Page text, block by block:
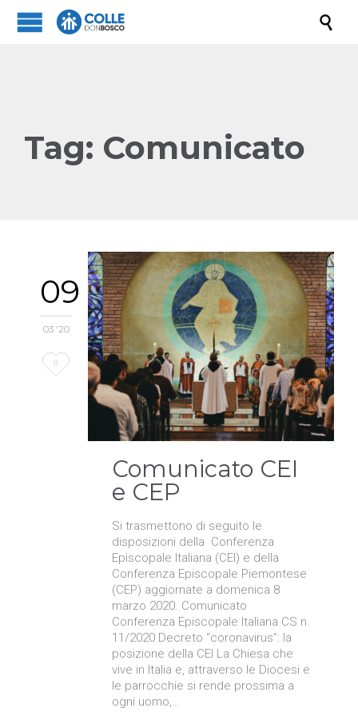

Tag: Comunicato
09
03 '20
Love
0
Comunicato CEI
e CEP
Si trasmettono di seguito le
disposizioni della Conferenza
Episcopale Italiana (CEI) e della
Conferenza Episcopale Piemontese
(CEP) aggiornate a domenica 8
marzo 2020. Comunicato
Conferenza Episcopale Italiana CS n.
11/2020 Decreto “coronavirus”: la
posizione della CEI La Chiesa che
vive in Italia e, attraverso le Diocesi e
le parrocchie si rende prossima a
ogni uomo,…